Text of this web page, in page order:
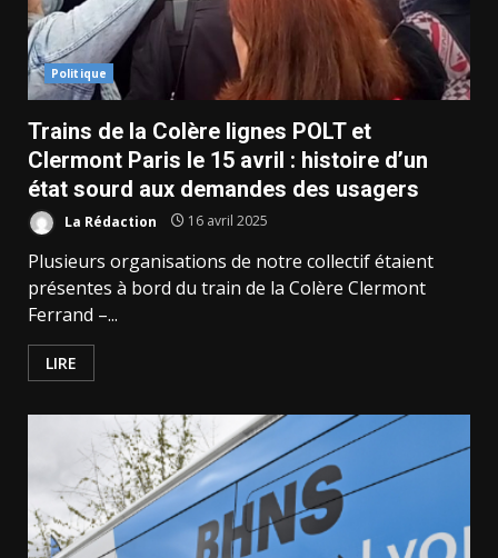
Politique
Trains de la Colère lignes POLT et
Clermont Paris le 15 avril : histoire d’un
état sourd aux demandes des usagers
La Rédaction 16 avril 2025
Plusieurs organisations de notre collectif étaient
présentes à bord du train de la Colère Clermont
Ferrand –...
LIRE